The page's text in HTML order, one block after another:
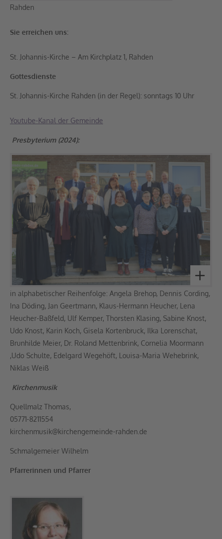
Rahden
Sie erreichen uns:
St. Johannis-Kirche – Am Kirchplatz 1, Rahden
Gottesdienste
St. Johannis-Kirche Rahden (in der Regel): sonntags 10 Uhr
Youtube-Kanal der Gemeinde
Presbyterium (2024):
in alphabetischer Reihenfolge: Angela Brehop, Dennis Cording,
Ina Döding, Jan Geertmann, Klaus-Hermann Heucher, Lena
Heucher-Baßfeld, Ulf Kemper, Thorsten Klasing, Sabine Knost,
Udo Knost, Karin Koch, Gisela Kortenbruck, Ilka Lorenschat,
Brunhilde Meier, Dr. Roland Mettenbrink, Cornelia Moormann
,Udo Schulte, Edelgard Wegehöft, Louisa-Maria Wehebrink,
Niklas Weiß
Kirchenmusik
Quellmalz Thomas,
05771-8211554
kirchenmusik@kirchengemeinde-rahden.de
Schmalgemeier Wilhelm
Pfarrerinnen und Pfarrer